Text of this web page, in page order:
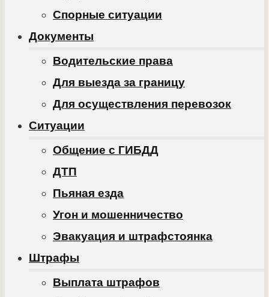
Спорные ситуации
Документы
Водительские права
Для выезда за границу
Для осуществления перевозок
Ситуации
Общение с ГИБДД
ДТП
Пьяная езда
Угон и мошенничество
Эвакуация и штрафстоянка
Штрафы
Выплата штрафов